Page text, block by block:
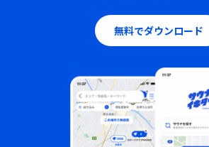
無料でダウンロード